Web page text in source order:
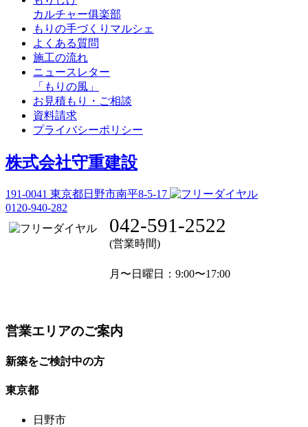
カルチャー俱楽部
もりの手づくりマルシェ
よくある質問
施工の流れ
ニュースレター
「もりの風」
お見積もり・ご相談
資料請求
プライバシーポリシー
株式会社守重建設
191-0041 東京都日野市南平8-5-17
0120-940-282
042-591-2522
(営業時間)
月〜日曜日 ：9:00〜17:00
営業エリアのご案内
新築をご検討中の方
東京都
日野市